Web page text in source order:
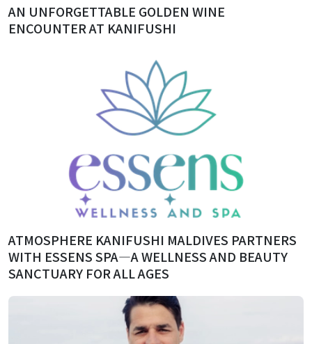
AN UNFORGETTABLE GOLDEN WINE
ENCOUNTER AT KANIFUSHI
ATMOSPHERE KANIFUSHI MALDIVES PARTNERS
WITH ESSENS SPA—A WELLNESS AND BEAUTY
SANCTUARY FOR ALL AGES